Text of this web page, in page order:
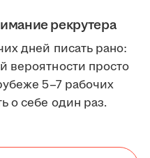
рекрутера
дней писать рано:
вероятности просто
5–7 рабочих
о себе один раз.